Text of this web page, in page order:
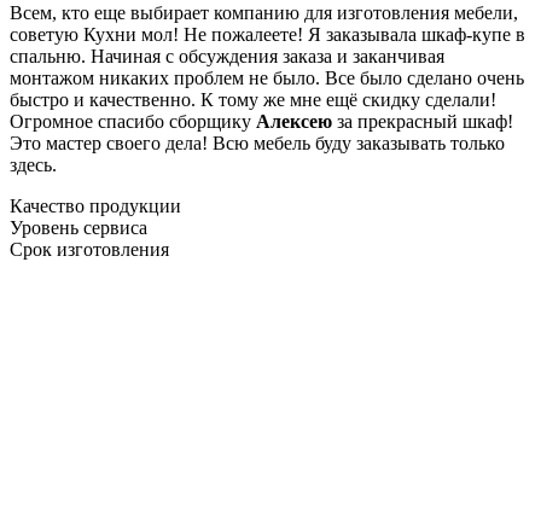
Всем, кто еще выбирает компанию для изготовления мебели,
советую Кухни мол! Не пожалеете! Я заказывала шкаф-купе в
спальню. Начиная с обсуждения заказа и заканчивая
монтажом никаких проблем не было. Все было сделано очень
быстро и качественно. К тому же мне ещё скидку сделали!
Огромное спасибо сборщику Алексею за прекрасный шкаф!
Это мастер своего дела! Всю мебель буду заказывать только
здесь.
Качество продукции
Уровень сервиса
Срок изготовления